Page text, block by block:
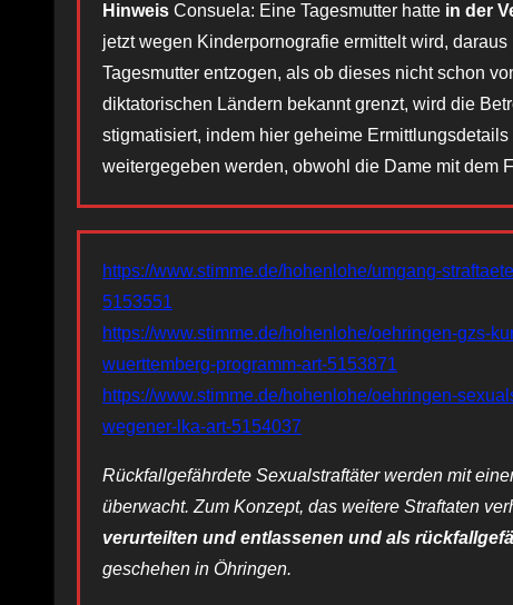
Hinweis Consuela: Eine Tagesmutter hatte in der
jetzt wegen Kinderpornografie ermittelt wird,
Tagesmutter entzogen, als ob dieses nicht schon
diktatorischen Ländern bekannt grenzt, wird die
stigmatisiert, indem hier geheime
weitergegeben werden, obwohl die Dame mit dem
https://www.stimme.de/hohenlohe/umgang-
5153551
https://www.stimme.de/hohenlohe/oehringen-gzs-
wuerttemberg-programm-art-5153871
https://www.stimme.de/hohenlohe/oehringen-
wegener-lka-art-5154037
Rückfallgefährdete Sexualstraftäter werden mit
überwacht. Zum Konzept, das weitere Straftaten
verurteilten und entlassenen und als
geschehen in Öhringen.